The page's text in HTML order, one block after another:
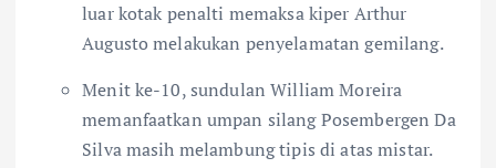
luar kotak penalti memaksa kiper Arthur
Augusto melakukan penyelamatan gemilang.
Menit ke-10, sundulan William Moreira
memanfaatkan umpan silang Posembergen Da
Silva masih melambung tipis di atas mistar.